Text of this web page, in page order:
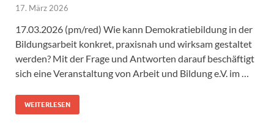
17. März 2026
17.03.2026 (pm/red) Wie kann Demokratiebildung in der
Bildungsarbeit konkret, praxisnah und wirksam gestaltet
werden? Mit der Frage und Antworten darauf beschäftigt
sich eine Veranstaltung von Arbeit und Bildung e.V. im …
WEITERLESEN